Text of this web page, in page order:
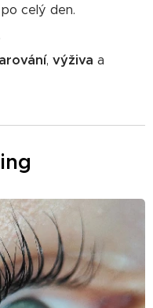
celý den.
, výživa a